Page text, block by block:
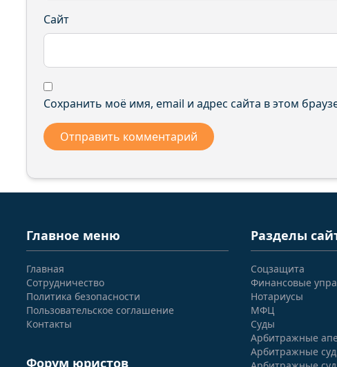
Сайт
Сохранить моё имя, email и адрес сайта в этом
Главное меню
Главная
Сотрудничество
Политика безопасности
Пользовательское соглашение
Контакты
Форум юристов
Разделы
Соцзащита
Финансовые
Нотариусы
МФЦ
Суды
Арбитражные
Арбитражные